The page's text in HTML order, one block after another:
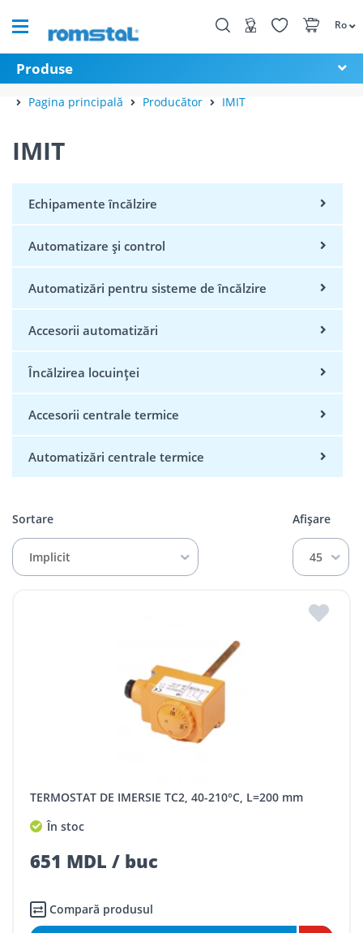
Ro
Produse
Pagina principală Producător IMIT
IMIT
Echipamente încălzire
Automatizare și control
Automatizări pentru sisteme de încălzire
Accesorii automatizări
Încălzirea locuinței
Accesorii centrale termice
Automatizări centrale termice
Sortare
Implicit
Afișare
45
TERMOSTAT DE IMERSIE TC2, 40-210°C, L=200 mm
În stoc
651 MDL / buc
Compară produsul